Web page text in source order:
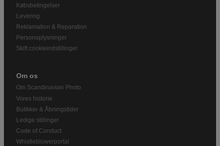
Købsbetingelser
Levering
Reklamation & Reparation
Personoplysninger
Skift cookieindstillinger
Om os
Om Scandinavian Photo
Vores historie
Butikker & Åbningstider
Ledige stillinger
Code of Conduct
Whistleblowerportal